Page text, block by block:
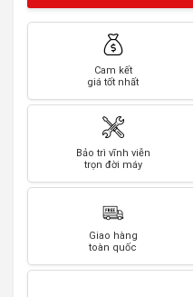
Cam kết
giá tốt nhất
Bảo trì vĩnh viễn
trọn đời máy
Giao hàng
toàn quốc